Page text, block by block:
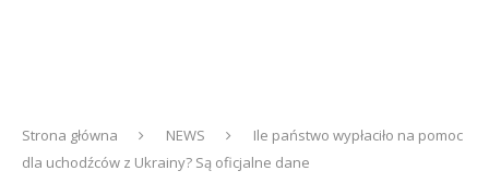
Strona główna NEWS
Ile państwo wypłaciło na pomoc
dla uchodźców z Ukrainy? Są oficjalne dane